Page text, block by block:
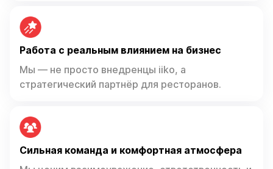
Работа с реальным влиянием на бизнес
Мы — не просто внедренцы iiko, а
стратегический партнёр для ресторанов.
Сильная команда и комфортная атмосфера